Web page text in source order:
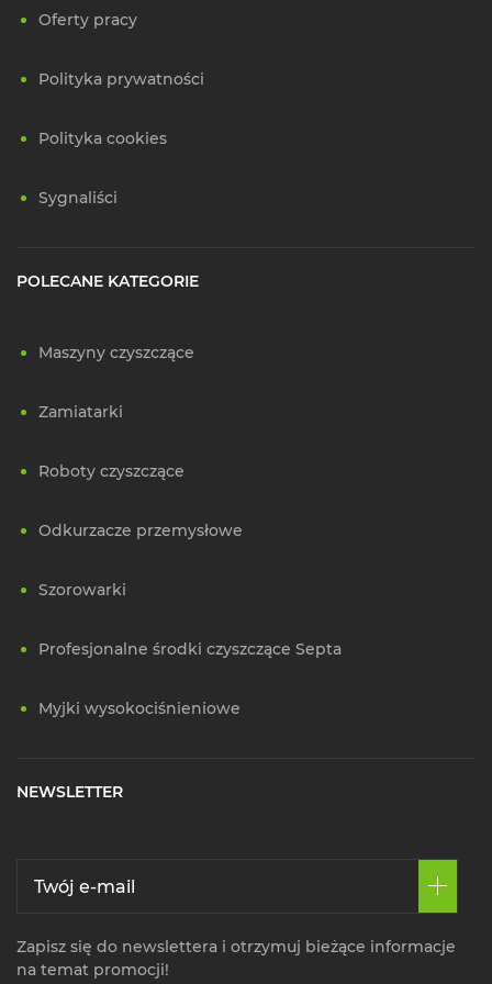
Oferty pracy
Polityka prywatności
Polityka cookies
Sygnaliści
POLECANE KATEGORIE
Maszyny czyszczące
Zamiatarki
Roboty czyszczące
Odkurzacze przemysłowe
Szorowarki
Profesjonalne środki czyszczące Septa
Myjki wysokociśnieniowe
NEWSLETTER
Zapisz się do newslettera i otrzymuj bieżące informacje
na temat promocji!